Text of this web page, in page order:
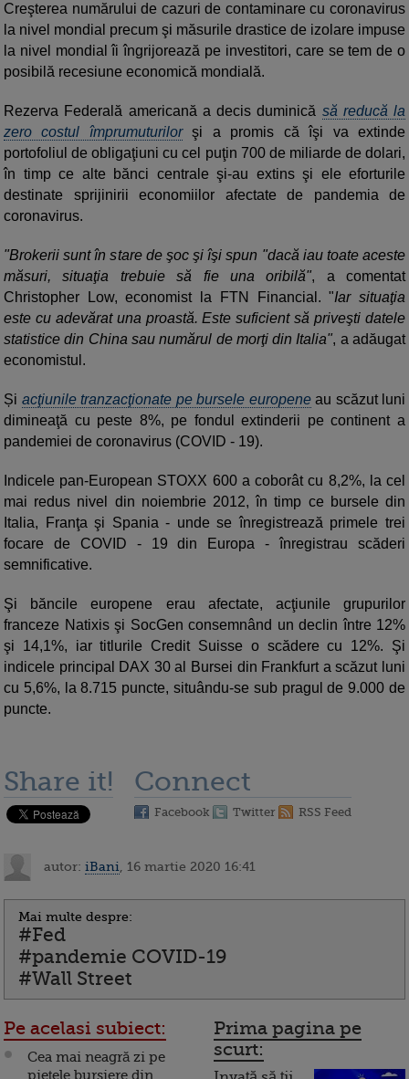
Creşterea numărului de cazuri de contaminare cu coronavirus
la nivel mondial precum şi măsurile drastice de izolare impuse
la nivel mondial îi îngrijorează pe investitori, care se tem de o
posibilă recesiune economică mondială.
Rezerva Federală americană a decis duminică să reducă la
zero costul împrumuturilorşi a promis că îşi va extinde
portofoliul de obligaţiuni cu cel puţin 700 de miliarde de dolari,
în timp ce alte bănci centrale şi-au extins şi ele eforturile
destinate sprijinirii economiilor afectate de pandemia de
coronavirus.
"Brokerii sunt în stare de şoc şi îşi spun "dacă iau toate aceste
măsuri, situaţia trebuie să fie una oribilă", a comentat
Christopher Low, economist la FTN Financial. "Iar situaţia
este cu adevărat una proastă. Este suficient să priveşti datele
statistice din China sau numărul de morţi din Italia", a adăugat
economistul.
Și acţiunile tranzacţionate pe bursele europeneau scăzut luni
dimineaţă cu peste 8%, pe fondul extinderii pe continent a
pandemiei de coronavirus (COVID - 19).
Indicele pan-European STOXX 600 a coborât cu 8,2%, la cel
mai redus nivel din noiembrie 2012, în timp ce bursele din
Italia, Franţa şi Spania - unde se înregistrează primele trei
focare de COVID - 19 din Europa - înregistrau scăderi
semnificative.
Şi băncile europene erau afectate, acţiunile grupurilor
franceze Natixis şi SocGen consemnând un declin între 12%
şi 14,1%, iar titlurile Credit Suisse o scădere cu 12%. Şi
indicele principal DAX 30 al Bursei din Frankfurt a scăzut luni
cu 5,6%, la 8.715 puncte, situându-se sub pragul de 9.000 de
puncte.
Share it! Connect
Facebook Twitter RSS Feed
autor: iBani , 16 martie 2020 16:41
Mai multe despre:
#Fed
#pandemie COVID-19
#Wall Street
Pe acelasi subiect:
Cea mai neagră zi pe
pieţele bursiere din
Prima pagina pe
scurt: